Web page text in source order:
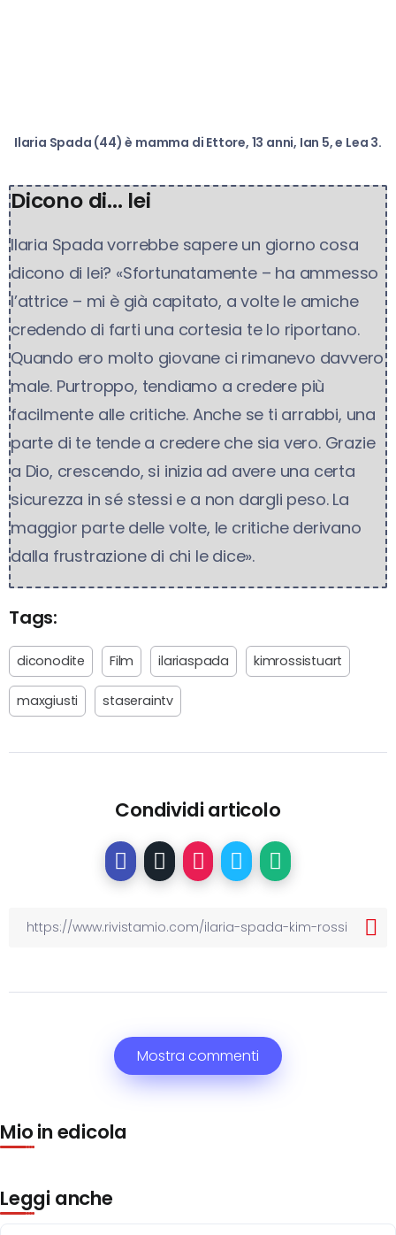
Ilaria Spada (44) è mamma di Ettore, 13 anni, Ian 5, e Lea 3.
Dicono di... lei
Ilaria Spada vorrebbe sapere un giorno cosa
dicono di lei? «Sfortunatamente – ha ammesso
l’attrice – mi è già capitato, a volte le amiche
credendo di farti una cortesia te lo riportano.
Quando ero molto giovane ci rimanevo davvero
male. Purtroppo, tendiamo a credere più
facilmente alle critiche. Anche se ti arrabbi, una
parte di te tende a credere che sia vero. Grazie
a Dio, crescendo, si inizia ad avere una certa
sicurezza in sé stessi e a non dargli peso. La
maggior parte delle volte, le critiche derivano
dalla frustrazione di chi le dice».
Tags:
diconodite Film ilariaspada kimrossistuart
maxgiusti staseraintv
Condividi articolo
Mostra commenti
Mio in edicola
Leggi anche